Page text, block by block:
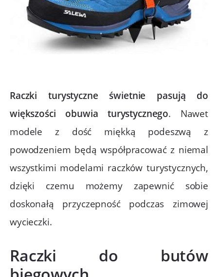
Raczki turystyczne świetnie pasują do
większości obuwia turystycznego. Nawet
modele z dość miękką podeszwą z
powodzeniem będą współpracować z niemal
wszystkimi modelami raczków turystycznych,
dzięki czemu możemy zapewnić sobie
doskonałą przyczepność podczas zimowej
wycieczki.
Raczki do butów